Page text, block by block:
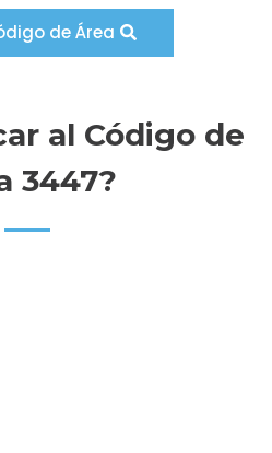
de Área
al Código de
3447?